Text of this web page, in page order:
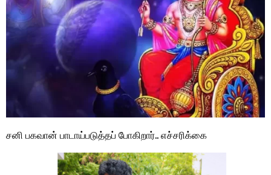
சனி பகவான் பாடாய்படுத்தப் போகிறார்.. எச்சரிக்கை